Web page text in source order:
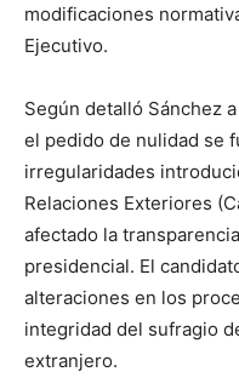
modificaciones
Ejecutivo.
Según detalló Sánchez
el pedido de nulidad se
irregularidades
Relaciones Exteriores
afectado la
presidencial. El
alteraciones en los
integridad del sufragio
extranjero.